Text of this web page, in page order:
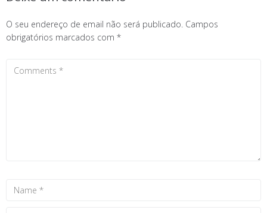
O seu endereço de email não será publicado. Campos
obrigatórios marcados com *